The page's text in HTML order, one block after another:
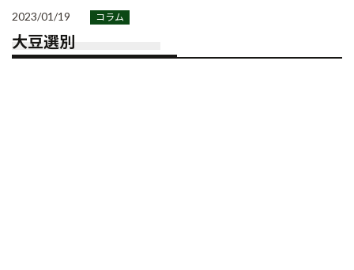
2023/01/19 コラム
大豆選別